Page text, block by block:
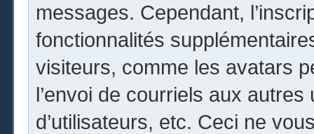
messages. Cependant,
fonctionnalités
visiteurs, comme les avatars
l’envoi de courriels aux
d’utilisateurs, etc. Ceci ne